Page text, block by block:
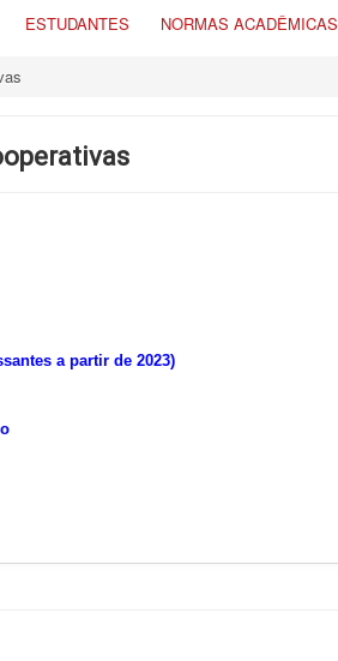
ESTUDANTES NORMAS ACADÊMICAS
a partir de 2023)